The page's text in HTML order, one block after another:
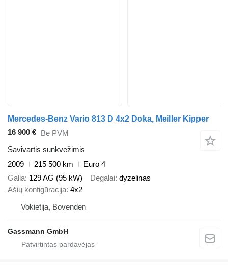
Mercedes-Benz Vario 813 D 4x2 Doka, Meiller Kipper
16 900 € Be PVM
Savivartis sunkvežimis
2009
215 500 km
Euro 4
Galia 129 AG (95 kW) Degalai dyzelinas
Ašių konfigūracija 4x2
Vokietija, Bovenden
Gassmann GmbH